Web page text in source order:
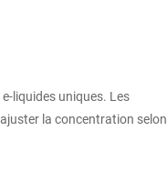
liquides uniques. Les
la concentration selon